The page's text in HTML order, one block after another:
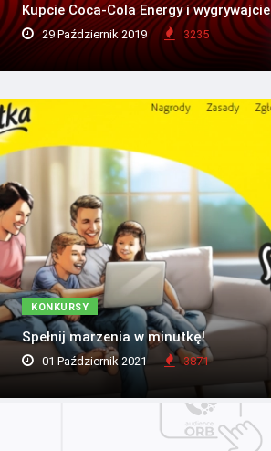
Kupcie Coca-Cola Energy i wygrywajcie
29 Październik 2019 3235
KONKURSY
Spełnij marzenia w minutkę!
01 Październik 2021 3871